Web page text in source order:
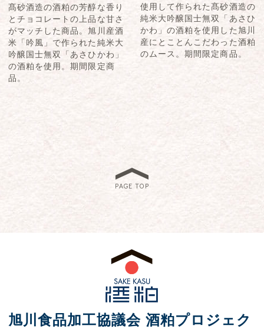
髙砂酒造の酒粕の芳醇な香り
とチョコレートの上品な甘さ
がマッチした商品。旭川産酒
米「吟風」で作られた純米大
吟醸国士無双「あさひかわ」
の酒粕を使用。期間限定商
品。
使用して作られた髙砂酒造の
純米大吟醸国士無双「あさひ
かわ」の酒粕を使用した旭川
産にとことんこだわった酒粕
のムース。期間限定商品。
PAGE TOP
旭川食品加工協議会 酒粕プロジェク